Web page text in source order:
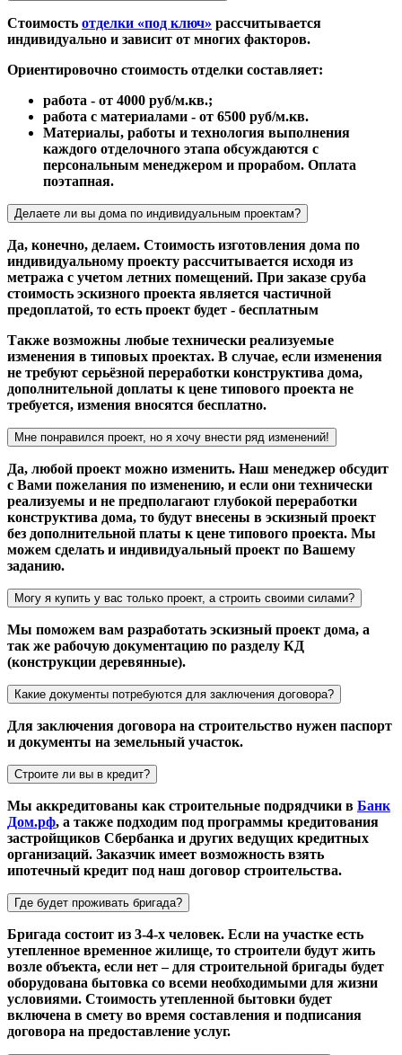
Стоимость отделки «под ключ» рассчитывается
индивидуально и зависит от многих факторов.
Ориентировочно стоимость отделки составляет:
работа - от 4000 руб/м.кв.;
работа с материалами - от 6500 руб/м.кв.
Материалы, работы и технология выполнения
каждого отделочного этапа обсуждаются с
персональным менеджером и прорабом. Оплата
поэтапная.
Делаете ли вы дома по индивидуальным проектам?
Да, конечно, делаем. Стоимость изготовления дома по
индивидуальному проекту рассчитывается исходя из
метража с учетом летних помещений. При заказе сруба
стоимость эскизного проекта является частичной
предоплатой, то есть проект будет - бесплатным
Также возможны любые технически реализуемые
изменения в типовых проектах. В случае, если изменения
не требуют серьёзной переработки конструктива дома,
дополнительной доплаты к цене типового проекта не
требуется, измения вносятся бесплатно.
Мне понравился проект, но я хочу внести ряд изменений!
Да, любой проект можно изменить. Наш менеджер обсудит
с Вами пожелания по изменению, и если они технически
реализуемы и не предполагают глубокой переработки
конструктива дома, то будут внесены в эскизный проект
без дополнительной платы к цене типового проекта. Мы
можем сделать и индивидуальный проект по Вашему
заданию.
Могу я купить у вас только проект, а строить своими силами?
Мы поможем вам разработать эскизный проект дома, а
так же рабочую документацию по разделу КД
(конструкции деревянные).
Какие документы потребуются для заключения договора?
Для заключения договора на строительство нужен паспорт
и документы на земельный участок.
Строите ли вы в кредит?
Мы аккредитованы как строительные подрядчики в Банк
Дом.рф, а также подходим под программы кредитования
застройщиков Сбербанка и других ведущих кредитных
организаций. Заказчик имеет возможность взять
ипотечный кредит под наш договор строительства.
Где будет проживать бригада?
Бригада состоит из 3-4-х человек. Если на участке есть
утепленное временное жилище, то строители будут жить
возле объекта, если нет – для строительной бригады будет
оборудована бытовка со всеми необходимыми для жизни
условиями. Стоимость утепленной бытовки будет
включена в смету во время составления и подписания
договора на предоставление услуг.